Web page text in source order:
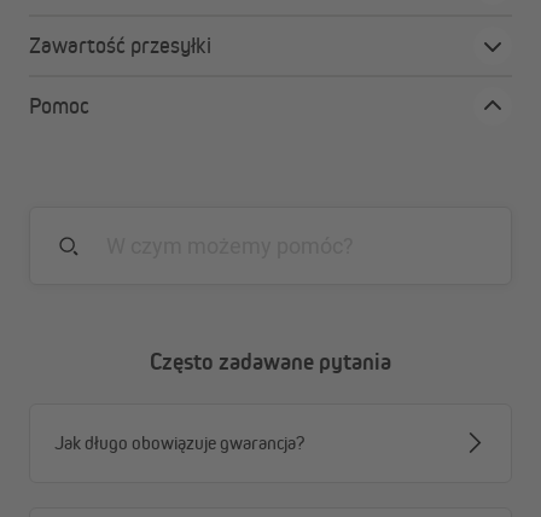
Dzięki wspornikowi sufitowemu zamontujesz
suficie.
Zawartość przesyłki
Pomoc
Często zadawane pytania
Jak długo obowiązuje gwarancja?